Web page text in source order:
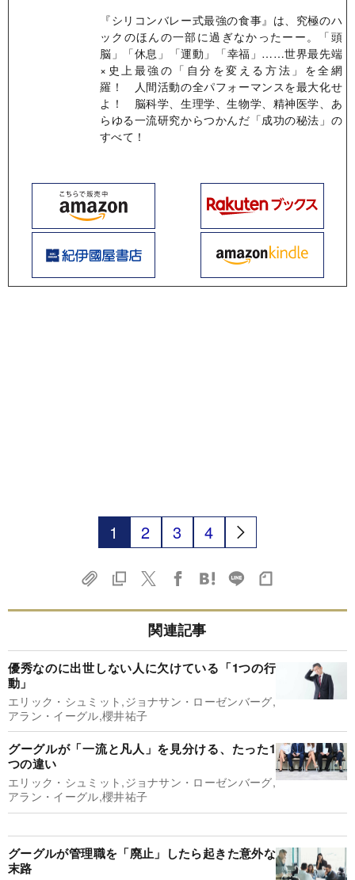
『シリコンバレー式最強の食事』は、究極のハ
ックのほんの一部に過ぎなかったーー。「頭
脳」「休息」「運動」「幸福」……世界最先端
×史上最強の「自分を変える方法」を全網
羅！ 人間活動の全パフォーマンスを最大化せ
よ！ 脳科学、生理学、生物学、精神医学、あ
らゆる一流研究からつかんだ「成功の秘法」の
すべて！
1 2 3 4
関連記事
優秀なのに出世しない人に欠けている「1つの行
動」
エリック・シュミット,ジョナサン・ローゼンバーグ,
アラン・イーグル,櫻井祐子
グーグルが「一流と凡人」を見分ける、たった1
つの違い
エリック・シュミット,ジョナサン・ローゼンバーグ,
アラン・イーグル,櫻井祐子
グーグルが管理職を「廃止」したら起きた意外な
末路